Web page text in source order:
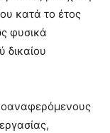
κατά το έτος
φυσικά
δικαίου